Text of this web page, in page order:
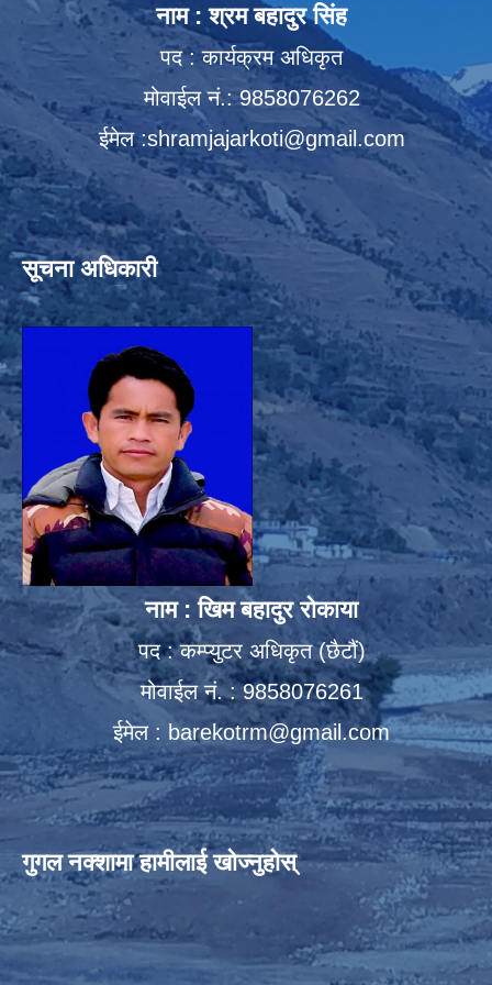
नाम : श्रम बहादुर सिंह
पद : कार्यक्रम अधिकृत
मोवाईल नं.: 9858076262
ईमेल :shramjajarkoti@gmail.com
सूचना अधिकारी
नाम : खिम बहादुर रोकाया
पद : कम्प्युटर अधिकृत (छैटौं)
मोवाईल नं. : 9858076261
ईमेल : barekotrm@gmail.com
गुगल नक्शामा हामीलाई खोज्नुहोस्